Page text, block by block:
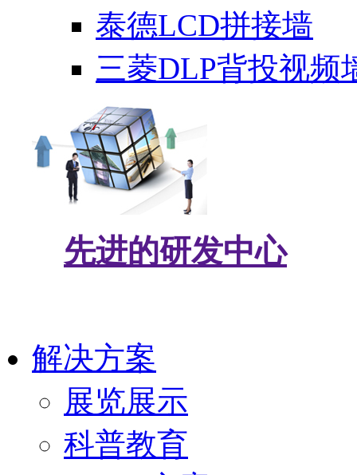
泰德LCD拼接墙
三菱DLP背投视频
先进的研发中心
解决方案
展览展示
科普教育